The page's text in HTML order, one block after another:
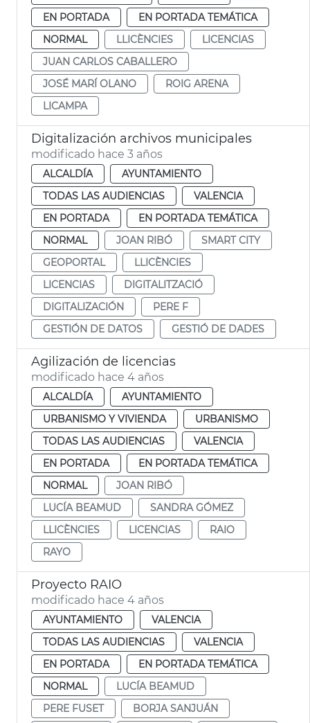
EN PORTADA
EN PORTADA TEMÁTICA
NORMAL
LLICÈNCIES
LICENCIAS
JUAN CARLOS CABALLERO
JOSÉ MARÍ OLANO
ROIG ARENA
LICAMPA
Digitalización archivos municipales
modificado hace 3 años
ALCALDÍA
AYUNTAMIENTO
TODAS LAS AUDIENCIAS
VALENCIA
EN PORTADA
EN PORTADA TEMÁTICA
NORMAL
JOAN RIBÓ
SMART CITY
GEOPORTAL
LLICÈNCIES
LICENCIAS
DIGITALITZACIÓ
DIGITALIZACIÓN
PERE F
GESTIÓN DE DATOS
GESTIÓ DE DADES
Agilización de licencias
modificado hace 4 años
ALCALDÍA
AYUNTAMIENTO
URBANISMO Y VIVIENDA
URBANISMO
TODAS LAS AUDIENCIAS
VALENCIA
EN PORTADA
EN PORTADA TEMÁTICA
NORMAL
JOAN RIBÓ
LUCÍA BEAMUD
SANDRA GÓMEZ
LLICÈNCIES
LICENCIAS
RAIO
RAYO
Proyecto RAIO
modificado hace 4 años
AYUNTAMIENTO
VALENCIA
TODAS LAS AUDIENCIAS
VALENCIA
EN PORTADA
EN PORTADA TEMÁTICA
NORMAL
LUCÍA BEAMUD
PERE FUSET
BORJA SANJUÁN